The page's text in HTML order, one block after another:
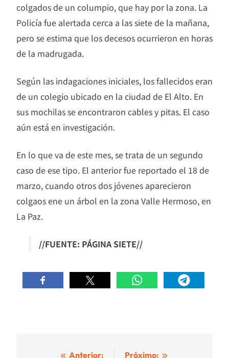
colgados de un columpio, que hay por la zona. La
Policía fue alertada cerca a las siete de la mañana,
pero se estima que los decesos ocurrieron en horas
de la madrugada.
Según las indagaciones iniciales, los fallecidos eran
de un colegio ubicado en la ciudad de El Alto. En
sus mochilas se encontraron cables y pitas. El caso
aún está en investigación.
En lo que va de este mes, se trata de un segundo
caso de ese tipo. El anterior fue reportado el 18 de
marzo, cuando otros dos jóvenes aparecieron
colgaos ene un árbol en la zona Valle Hermoso, en
La Paz.
//FUENTE: PÁGINA SIETE//
Anterior: Próximo: